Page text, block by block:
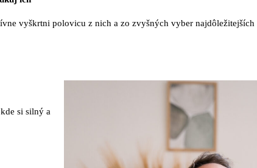
vyškrtni polovicu z nich a zo zvyšných vyber
si silný a